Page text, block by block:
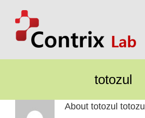
totozul
About totozul totozul